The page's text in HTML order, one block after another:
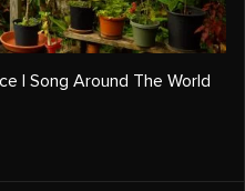
| Song Around The World